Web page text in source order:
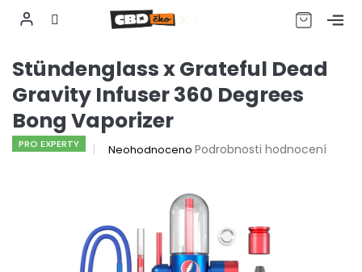
na
obsah
CZK
Stündenglass x Grateful Dead
Gravity Infuser 360 Degrees
Bong Vaporizer
PRO EXPERTY
Průměrné
z
5
hvězdiček.
Neohodnoceno Podrobnosti hodnocení